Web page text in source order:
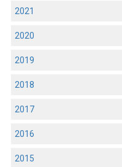
2021
2020
2019
2018
2017
2016
2015